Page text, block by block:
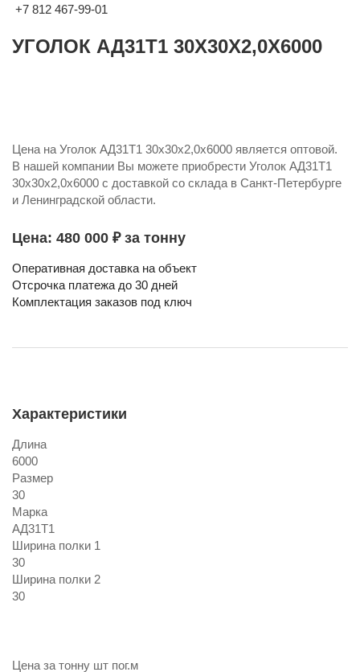
+7 812 467-99-01
УГОЛОК АД31Т1 30Х30Х2,0Х6000
Цена на Уголок АД31Т1 30х30х2,0х6000 является оптовой.
В нашей компании Вы можете приобрести Уголок АД31Т1
30х30х2,0х6000 с доставкой со склада в Санкт-Петербурге
и Ленинградской области.
Цена: 480 000 ₽ за тонну
Оперативная доставка на объект
Отсрочка платежа до 30 дней
Комплектация заказов под ключ
Характеристики
Длина
6000
Размер
30
Марка
АД31Т1
Ширина полки 1
30
Ширина полки 2
30
Цена за тонну шт пог.м